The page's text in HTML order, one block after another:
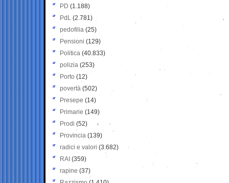
PD (1.188)
PdL (2.781)
pedofilia (25)
Pensioni (129)
Politica (40.833)
polizia (253)
Porto (12)
povertà (502)
Presepe (14)
Primarie (149)
Prodi (52)
Provincia (139)
radici e valori (3.682)
RAI (359)
rapine (37)